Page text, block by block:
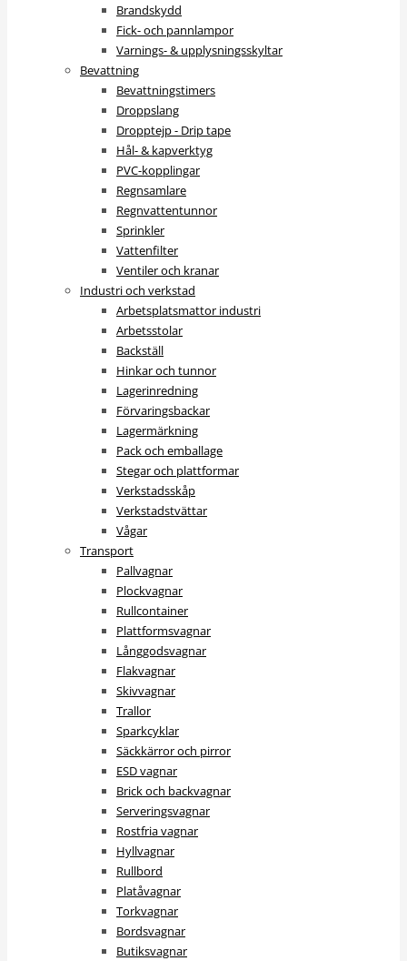
Brandskydd
Fick- och pannlampor
Varnings- & upplysningsskyltar
Bevattning
Bevattningstimers
Droppslang
Dropptejp - Drip tape
Hål- & kapverktyg
PVC-kopplingar
Regnsamlare
Regnvattentunnor
Sprinkler
Vattenfilter
Ventiler och kranar
Industri och verkstad
Arbetsplatsmattor industri
Arbetsstolar
Backställ
Hinkar och tunnor
Lagerinredning
Förvaringsbackar
Lagermärkning
Pack och emballage
Stegar och plattformar
Verkstadsskåp
Verkstadstvättar
Vågar
Transport
Pallvagnar
Plockvagnar
Rullcontainer
Plattformsvagnar
Långgodsvagnar
Flakvagnar
Skivvagnar
Trallor
Sparkcyklar
Säckkärror och pirror
ESD vagnar
Brick och backvagnar
Serveringsvagnar
Rostfria vagnar
Hyllvagnar
Rullbord
Platåvagnar
Torkvagnar
Bordsvagnar
Butiksvagnar